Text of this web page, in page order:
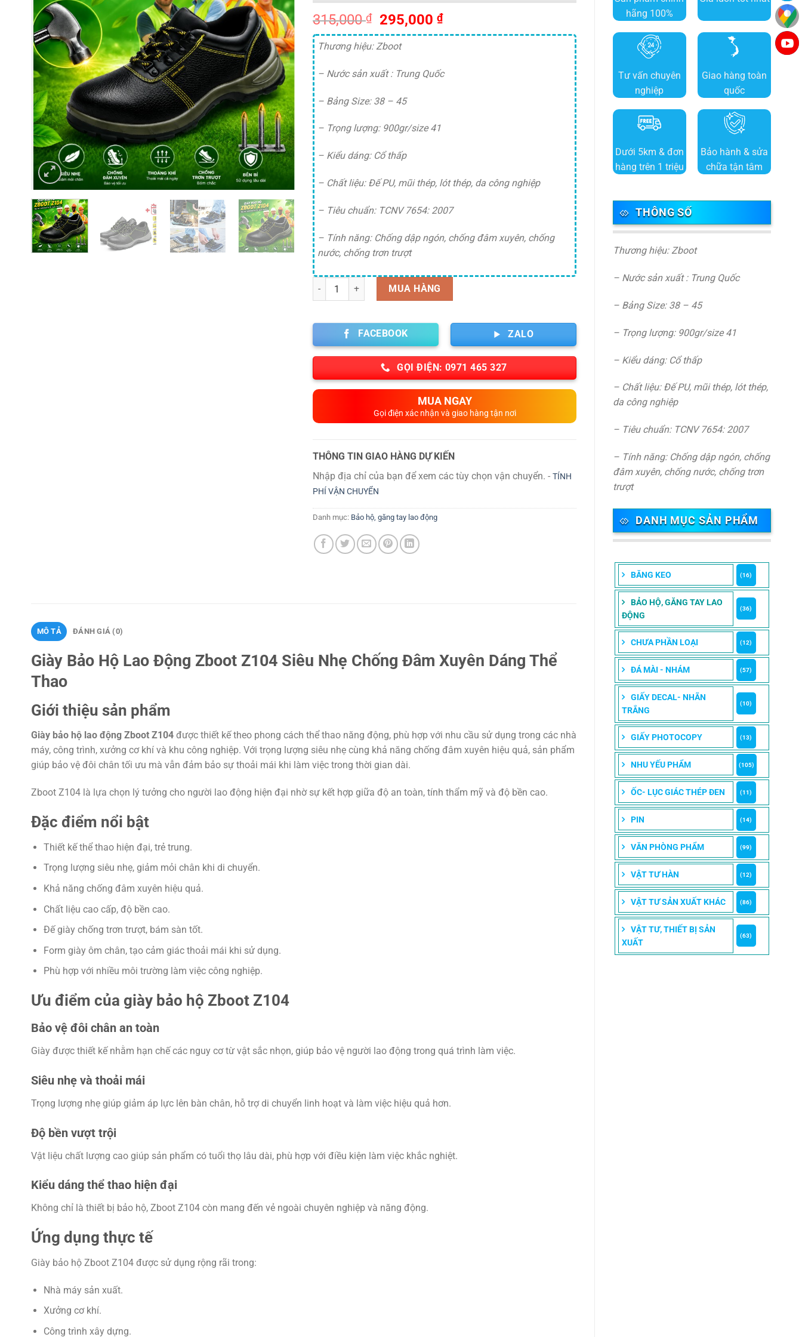
hãng 100%
Tư vấn chuyên
nghiệp
Giao hàng toàn
quốc
Dưới 5km & đơn
hàng trên 1 triệu
Bảo hành & sửa
chữa tận tâm
THÔNG SỐ
Thương hiệu: Zboot
– Nước sản xuất : Trung Quốc
– Bảng Size: 38 – 45
– Trọng lượng: 900gr/size 41
– Kiểu dáng: Cổ thấp
– Chất liệu: Đế PU, mũi thép, lót thép,
da công nghiệp
– Tiêu chuẩn: TCNV 7654: 2007
– Tính năng: Chống dập ngón, chống
đâm xuyên, chống nước, chống trơn
trượt
DANH MỤC SẢN PHẨM
BĂNG KEO (16)
BẢO HỘ, GĂNG TAY LAO
ĐỘNG
(36)
CHƯA PHẦN LOẠI (12)
ĐÁ MÀI - NHÁM (57)
GIẤY DECAL- NHÃN
TRẮNG
(10)
GIẤY PHOTOCOPY (13)
NHU YẾU PHẨM (105)
ỐC- LỤC GIÁC THÉP ĐEN (11)
PIN (14)
VĂN PHÒNG PHẨM (99)
VẬT TƯ HÀN (12)
VẬT TƯ SẢN XUẤT KHÁC (86)
VẬT TƯ, THIẾT BỊ SẢN
XUẤT
(63)
315,000₫
Giá
gốc
là:
295,000₫Giá
hiện
295,000 ₫.
Thương hiệu: Zboot
– Nước sản xuất : Trung Quốc
– Bảng Size: 38 – 45
– Trọng lượng: 900gr/size 41
– Kiểu dáng: Cổ thấp
– Chất liệu: Đế PU, mũi thép, lót thép, da công nghiệp
– Tiêu chuẩn: TCNV 7654: 2007
– Tính năng: Chống dập ngón, chống đâm xuyên, chống
nước, chống trơn trượt
Số lượng MUA HÀNG
FACEBOOK ZALO
GỌI ĐIỆN: 0971 465 327
MUA NGAY
Gọi điện xác nhận và giao hàng tận nơi
THÔNG TIN GIAO HÀNG DỰ KIẾN
Nhập địa chỉ của bạn để xem các tùy chọn vận chuyển. - TÍNH
PHÍ VẬN CHUYỂN
Danh mục: Bảo hộ, găng tay lao động
MÔ TẢ ĐÁNH GIÁ (0)
Giày Bảo Hộ Lao Động Zboot Z104 Siêu Nhẹ Chống Đâm Xuyên Dáng Thể
Thao
Giới thiệu sản phẩm
Giày bảo hộ lao động Zboot Z104 được thiết kế theo phong cách thể thao năng động, phù hợp với nhu cầu sử dụng trong các nhà
máy, công trình, xưởng cơ khí và khu công nghiệp. Với trọng lượng siêu nhẹ cùng khả năng chống đâm xuyên hiệu quả, sản phẩm
giúp bảo vệ đôi chân tối ưu mà vẫn đảm bảo sự thoải mái khi làm việc trong thời gian dài.
Zboot Z104 là lựa chọn lý tưởng cho người lao động hiện đại nhờ sự kết hợp giữa độ an toàn, tính thẩm mỹ và độ bền cao.
Đặc điểm nổi bật
Thiết kế thể thao hiện đại, trẻ trung.
Trọng lượng siêu nhẹ, giảm mỏi chân khi di chuyển.
Khả năng chống đâm xuyên hiệu quả.
Chất liệu cao cấp, độ bền cao.
Đế giày chống trơn trượt, bám sàn tốt.
Form giày ôm chân, tạo cảm giác thoải mái khi sử dụng.
Phù hợp với nhiều môi trường làm việc công nghiệp.
Ưu điểm của giày bảo hộ Zboot Z104
Bảo vệ đôi chân an toàn
Giày được thiết kế nhằm hạn chế các nguy cơ từ vật sắc nhọn, giúp bảo vệ người lao động trong quá trình làm việc.
Siêu nhẹ và thoải mái
Trọng lượng nhẹ giúp giảm áp lực lên bàn chân, hỗ trợ di chuyển linh hoạt và làm việc hiệu quả hơn.
Độ bền vượt trội
Vật liệu chất lượng cao giúp sản phẩm có tuổi thọ lâu dài, phù hợp với điều kiện làm việc khắc nghiệt.
Kiểu dáng thể thao hiện đại
Không chỉ là thiết bị bảo hộ, Zboot Z104 còn mang đến vẻ ngoài chuyên nghiệp và năng động.
Ứng dụng thực tế
Giày bảo hộ Zboot Z104 được sử dụng rộng rãi trong:
Nhà máy sản xuất.
Xưởng cơ khí.
Công trình xây dựng.